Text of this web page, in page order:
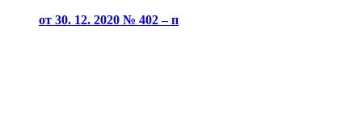
от 30. 12. 2020 № 402 – п